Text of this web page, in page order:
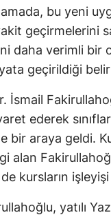
bu yeni
geçirmelerini
daha verimli bir
geçirildiği
İsmail
ederek
bir araya geldi.
alan
kursların
yatılı